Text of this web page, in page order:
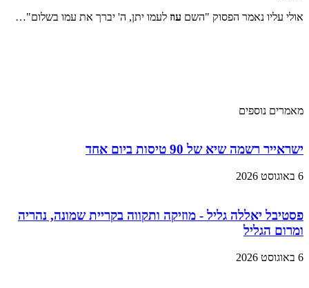
אולי עליו נאמר הפסוק "השם עוז לעמו יתן, ה' יברך את עמו בשלום"…
מאמרים נוספים
ישראייר רשמה שיא של 90 טיסות ביום אחד
6 באוגוסט 2026
פסטיבל יאללה גליל - מוזיקה ותקווה בקריית שמונה, נהריה
ומרום הגליל
6 באוגוסט 2026